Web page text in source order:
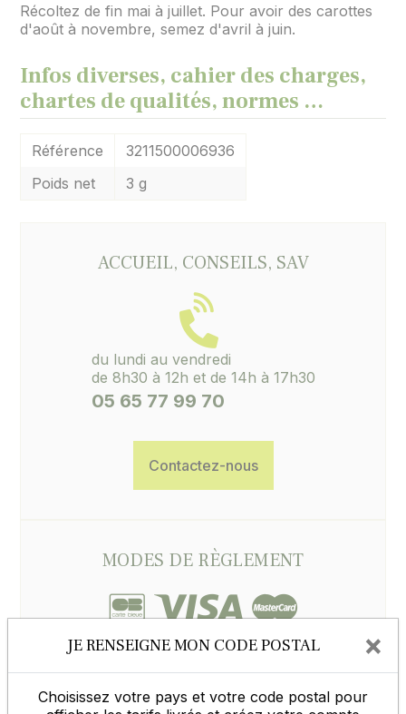
Récoltez de fin mai à juillet. Pour avoir des carottes
d'août à novembre, semez d'avril à juin.
Infos diverses, cahier des charges,
chartes de qualités, normes …
Référence
3211500006936
Poids net
3 g
ACCUEIL, CONSEILS, SAV
du lundi au vendredi
de 8h30 à 12h et de 14h à 17h30
05 65 77 99 70
Contactez-nous
MODES DE RÈGLEMENT
En savoir plus
JE RENSEIGNE MON CODE POSTAL ×
Choisissez votre pays et votre code postal pour